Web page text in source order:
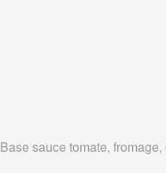
Base sauce tomate,